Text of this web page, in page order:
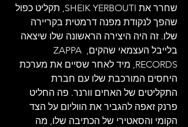
שחרר את SHEIK YERBOUTI, תקליט כפול
שהפך לנקודת מפנה דרמטית בקריירה
שלו. זה היה היצירה הראשונה שלו שיצאה
בלייבל העצמאי שהקים, ZAPPA
RECORDS, מיד לאחר שסיים את מערכת
היחסים המורכבת שלו עם חברת
התקליטים של האחים וורנר. פה החליט
פרנק זאפה להגביר את הווליום על הצד
הקומי והסאטירי של הכתיבה שלו, מה